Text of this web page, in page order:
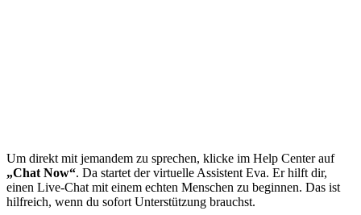
Um direkt mit jemandem zu sprechen, klicke im Help Center auf
„Chat Now“. Da startet der virtuelle Assistent Eva. Er hilft dir,
einen Live-Chat mit einem echten Menschen zu beginnen. Das ist
hilfreich, wenn du sofort Unterstützung brauchst.